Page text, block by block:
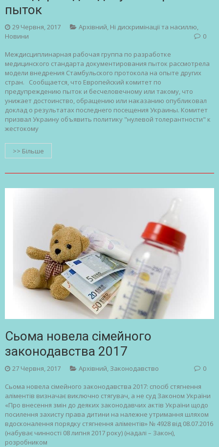
пыток
29 Червня, 2017 Архівний, Ні дискримінації та насиллю,
Новини
0
Междисциплинарная рабочая группа по разработке
медицинского стандарта документирования пыток рассмотрела
модели внедрения Стамбульского протокола на опыте других
стран. Сообщается, что Европейский комитет по
предупреждению пыток и бесчеловечному или такому, что
унижает достоинство, обращению или наказанию опубликовал
доклад о результатах последнего посещения Украины. Комитет
призвал Украину объявить политику "нулевой толерантности" к
жестокому
>> Більше
Сьома новела сімейного
законодавства 2017
27 Червня, 2017 Архівний, Законодавство 0
Сьома новела сімейного законодавства 2017: спосіб стягнення
аліментів визначає виключно стягувач, а не суд Законом України
«Про внесення змін до деяких законодавчих актів України щодо
посилення захисту права дитини на належне утримання шляхом
вдосконалення порядку стягнення аліментів» № 4928 від 08.07.2016
(набуває чинності 08 липня 2017 року) (надалі – Закон),
розробником